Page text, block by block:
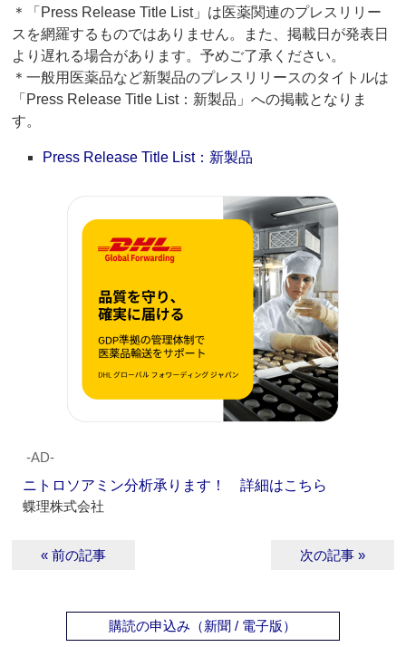
＊「Press Release Title List」は医薬関連のプレスリリー
スを網羅するものではありません。また、掲載日が発表日
より遅れる場合があります。予めご了承ください。
＊一般用医薬品など新製品のプレスリリースのタイトルは
「Press Release Title List：新製品」への掲載となりま
す。
Press Release Title List：新製品
‐AD‐
ニトロソアミン分析承ります！ 詳細はこちら
蝶理株式会社
« 前の記事 次の記事 »
購読の申込み（新聞 / 電子版）